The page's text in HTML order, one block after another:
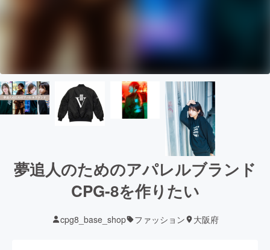
夢追人のためのアパレルブランド
CPG-8を作りたい
cpg8_base_shop ファッション 大阪府